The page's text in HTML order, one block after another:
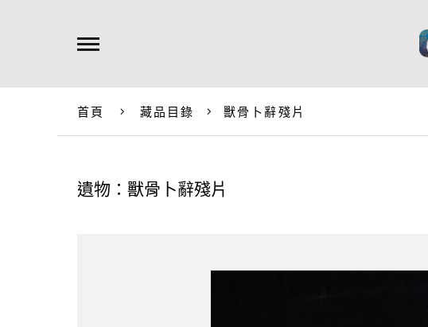
首頁 藏品目錄 獸骨卜辭殘片
遺物：獸骨卜辭殘片